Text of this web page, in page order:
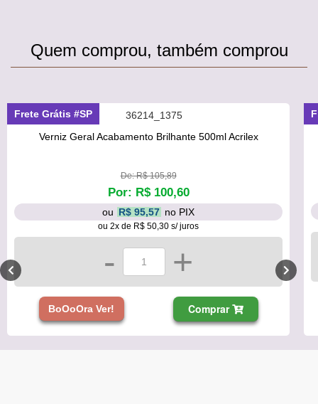
Quem comprou, também comprou
Verniz Geral Acabamento Brilhante 500ml Acrilex
De: R$ 105,89
Por: R$ 100,60
ou R$ 95,57 no PIX
ou 2x de R$ 50,30 s/ juros
- +
BoOoOra Ver! Comprar
Frete Grátis #SP